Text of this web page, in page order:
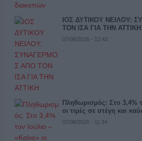
ΙΟΣ ΔΥΤΙΚΟΥ ΝΕΙΛΟΥ:
ΤΟΝ ΙΣΑ ΓΙΑ ΤΗΝ ΑΤΤΙΚΗ
07/08/2026 - 12:42
Πληθωρισμός: Στο 3,4%
οι τιμές σε στέγη και
07/08/2026 - 11:34